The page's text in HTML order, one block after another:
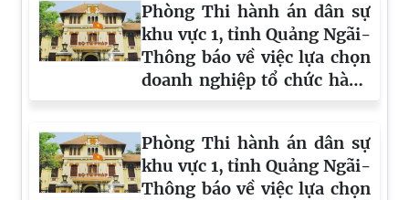
Phòng Thi hành án dân sự
khu vực 1, tỉnh Quảng Ngãi-
Thông báo về việc lựa chọn
doanh nghiệp tổ chức hành
nghề đấu giá tài sản số 2308
Phòng Thi hành án dân sự
khu vực 1, tỉnh Quảng Ngãi-
Thông báo về việc lựa chọn